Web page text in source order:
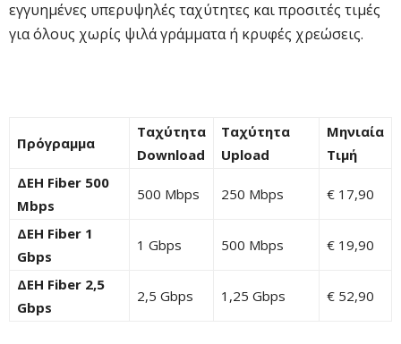
εγγυημένες υπερυψηλές ταχύτητες και προσιτές τιμές
για όλους χωρίς ψιλά γράμματα ή κρυφές χρεώσεις.
Πρόγραμμα
Ταχύτητα
Download
Ταχύτητα
Upload
Μηνιαία
Τιμή
ΔΕΗ Fiber 500
Mbps
500 Mbps 250 Mbps € 17,90
ΔΕΗ Fiber 1
Gbps
1 Gbps 500 Mbps € 19,90
ΔΕΗ Fiber 2,5
Gbps
2,5 Gbps 1,25 Gbps € 52,90